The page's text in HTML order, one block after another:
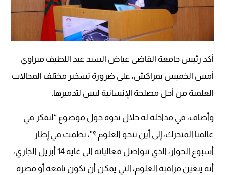
أكد رئيس جامعة القاضي عياض السيد عبد اللطيف ميراوي
أمس الخميس بمراكش، على ضرورة تسخير مختلف المجالات
العلمية من أجل مصلحة الإنسانية ليس لتدميرها.
وأضاف، في مداخلة له خلال ندوة حول موضوع “لنفكر في
عالمنا المتحرك، إلى أين تنحو العلوم ؟”، نظمت في إطار
أسبوع الحوار، الذي تتواصل فعالياته الى غاية 14 أبريل الجاري،
أنه يتعين مراقبة العلوم، التي يمكن أن تكون نافعة أو مضرة